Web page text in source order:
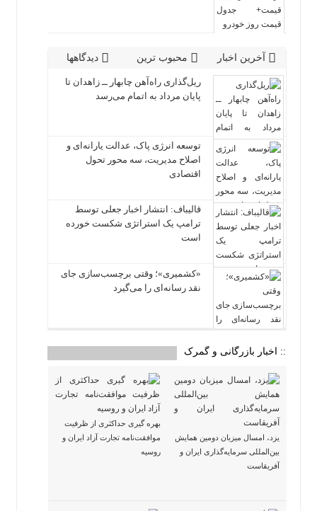
آخرین اخبار محبوب ترین دیدگاهها
ریل‌گذاری راه‌آهن چابهار ــ زاهدان تا
پایان مرداد به اتمام می‌رسد
توسعه انرژی پاک، عدالت یارانه‌ای و
اصلاح مدیریت، سه محور تحول
اقتصادی
قالیباف: انتشار اخبار جعلی توسط
ترامپ یک استراتژی شکست خورده
است
«کشمیری»؛ وقتی برچسب‌سازی جای
نقد رسانه‌ای را می‌گیرد
:: اخبار بازرگانی و گمرک
یزد، امسال میزبان دومین همایش
بین‌المللی سرمایه‌گذاری ایران و
آفریقاست
بهره گیری حداکثری از ظرفیت
موافقت‌نامه تجارت آزاد ایران و
روسیه